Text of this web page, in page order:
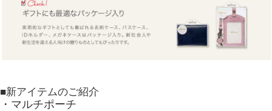
■新アイテムのご紹介
・マルチポーチ